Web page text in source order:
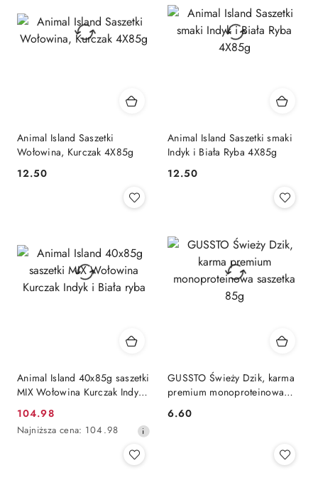
Animal Island Saszetki
Wołowina, Kurczak 4X85g
Cena:
12.50
Animal Island Saszetki smaki
Indyk i Biała Ryba 4X85g
Cena:
12.50
Animal Island 40x85g saszetki
MIX Wołowina Kurczak Indyk i
Cena
promocyjna:
104.98
Najniższa
Najniższa cena: 104.98
GUSSTO Świeży Dzik, karma
premium monoproteinowa
Cena:
6.60